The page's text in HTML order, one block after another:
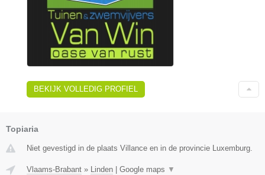
BEKIJK VOLLEDIG PROFIEL
Topiaria
Niet gevestigd in de plaats Villance en in de provincie Luxemburg.
Vlaams-Brabant » Linden Google maps ▼